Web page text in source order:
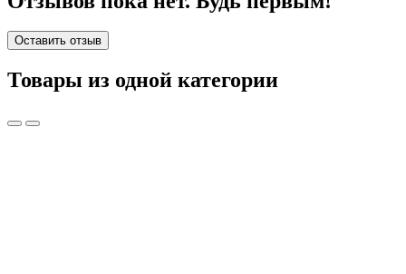
Оставить отзыв
Товары из одной категории